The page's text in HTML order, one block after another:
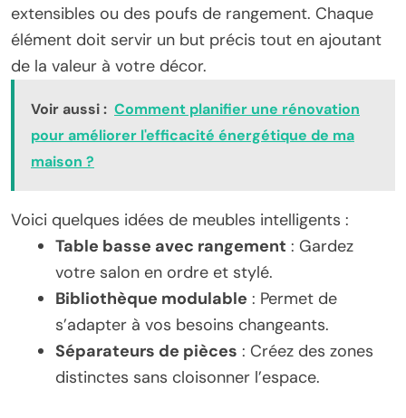
extensibles ou des poufs de rangement. Chaque
élément doit servir un but précis tout en ajoutant
de la valeur à votre décor.
Voir aussi : Comment planifier une rénovation
pour améliorer l'efficacité énergétique de ma
maison ?
Voici quelques idées de meubles intelligents :
Table basse avec rangement : Gardez
votre salon en ordre et stylé.
Bibliothèque modulable : Permet de
s’adapter à vos besoins changeants.
Séparateurs de pièces : Créez des zones
distinctes sans cloisonner l’espace.